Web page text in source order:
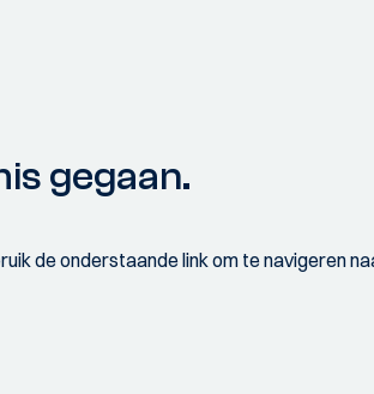
gegaan.
de onderstaande link om te navigeren